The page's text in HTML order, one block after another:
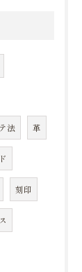
法 革
刻印